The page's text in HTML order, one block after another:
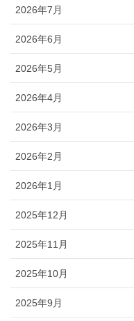
2026年7月
2026年6月
2026年5月
2026年4月
2026年3月
2026年2月
2026年1月
2025年12月
2025年11月
2025年10月
2025年9月